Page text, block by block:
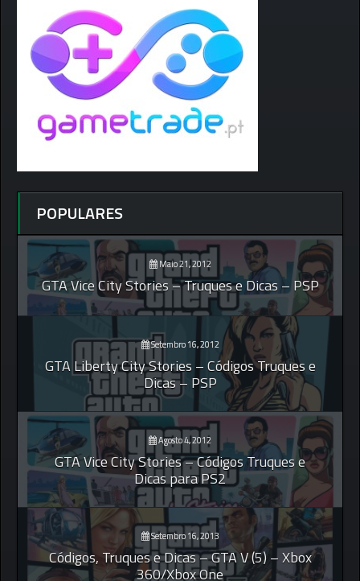
POPULARES
Maio 21, 2012
GTA Vice City Stories – Truques e Dicas – PSP
Setembro 16, 2012
GTA Liberty City Stories – Códigos Truques e
Dicas – PSP
Agosto 4, 2012
GTA Vice City Stories – Códigos Truques e
Dicas para PS2
Setembro 16, 2013
Códigos, Truques e Dicas – GTA V (5) – Xbox
360/Xbox One